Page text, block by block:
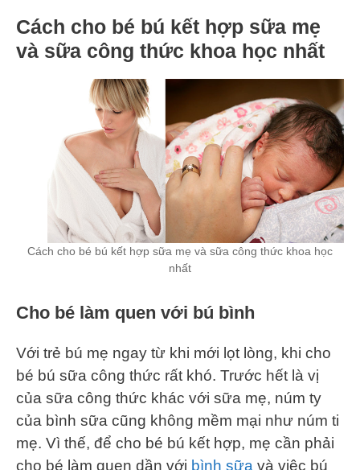
Cách cho bé bú kết hợp sữa mẹ
và sữa công thức khoa học nhất
Cách cho bé bú kết hợp sữa mẹ và sữa công thức khoa học
nhất
Cho bé làm quen với bú bình
Với trẻ bú mẹ ngay từ khi mới lọt lòng, khi cho
bé bú sữa công thức rất khó. Trước hết là vị
của sữa công thức khác với sữa mẹ, núm ty
của bình sữa cũng không mềm mại như núm ti
mẹ. Vì thế, để cho bé bú kết hợp, mẹ cần phải
cho bé làm quen dần với bình sữa và việc bú